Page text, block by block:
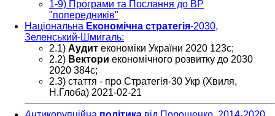
1-9) Програми та Послання до ВР
"попередників"
Національна Економічна стратегія-2030,
Зеленський-Шмигаль:
2.1) Аудит економіки України 2020 123с;
2.2) Вектори економічного розвитку до 2030
2020 384с;
2.3) стаття - про Стратегія-30 Укр (Хвиля,
Н.Глоба) 2021-02-21